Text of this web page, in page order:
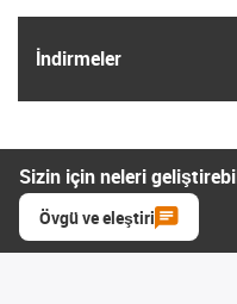
İndirmeler
Sizin için neleri
Övgü ve eleştiri